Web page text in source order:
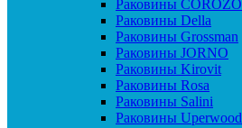
Раковины COROZO
Раковины Della
Раковины Grossman
Раковины JORNO
Раковины Kirovit
Раковины Rosa
Раковины Salini
Раковины Uperwood